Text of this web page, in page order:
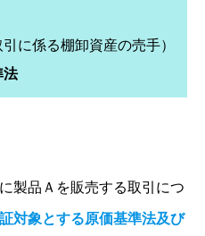
引に係る棚卸資産の売手）
法
製品Ａを販売する取引につ
対象とする原価基準法及び